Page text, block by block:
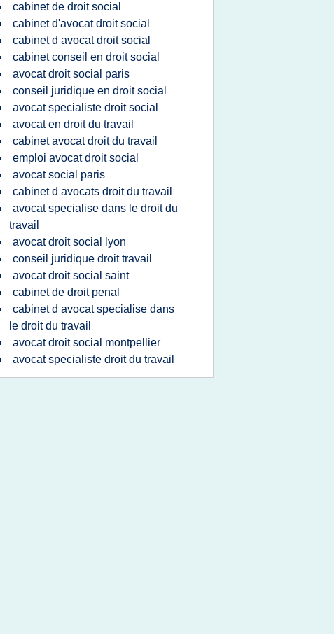
cabinet de droit social
cabinet d'avocat droit social
cabinet d avocat droit social
cabinet conseil en droit social
avocat droit social paris
conseil juridique en droit social
avocat specialiste droit social
avocat en droit du travail
cabinet avocat droit du travail
emploi avocat droit social
avocat social paris
cabinet d avocats droit du travail
avocat specialise dans le droit du
travail
avocat droit social lyon
conseil juridique droit travail
avocat droit social saint
cabinet de droit penal
cabinet d avocat specialise dans
le droit du travail
avocat droit social montpellier
avocat specialiste droit du travail